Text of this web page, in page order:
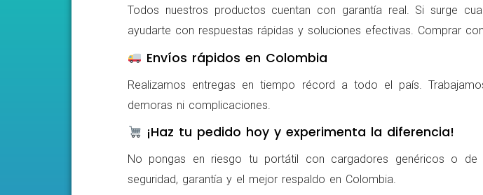
Todos nuestros productos cuentan con garantía real. Si surge
ayudarte con respuestas rápidas y soluciones efectivas. Comprar
Envíos rápidos en Colombia
Realizamos entregas en tiempo récord a todo el país.
demoras ni complicaciones.
¡Haz tu pedido hoy y experimenta la diferencia!
No pongas en riesgo tu portátil con cargadores genéricos o
seguridad, garantía y el mejor respaldo en Colombia.